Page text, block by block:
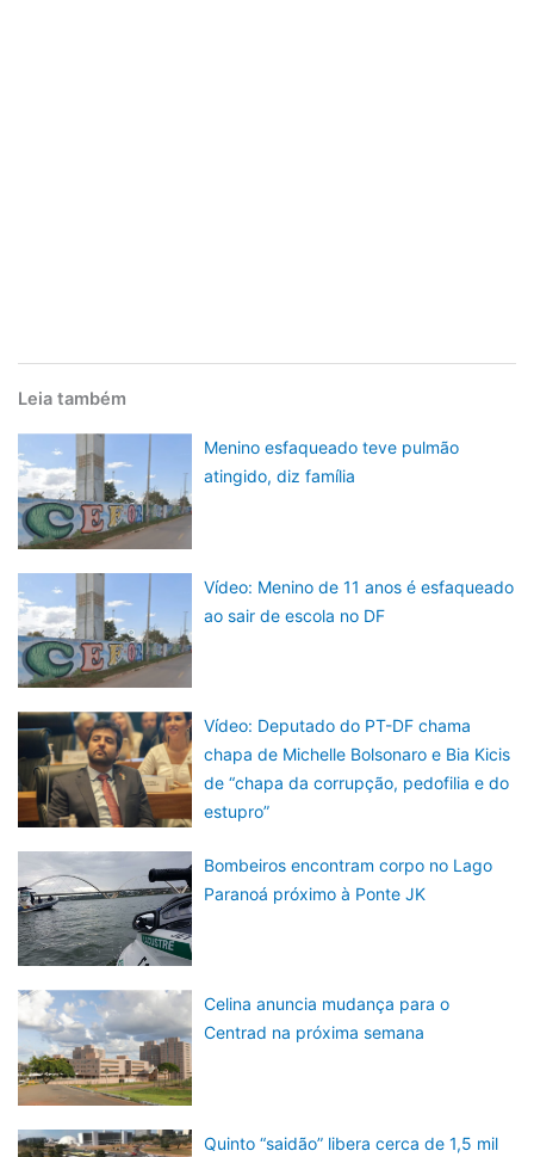
Leia também
Menino esfaqueado teve pulmão
atingido, diz família
Vídeo: Menino de 11 anos é esfaqueado
ao sair de escola no DF
Vídeo: Deputado do PT-DF chama
chapa de Michelle Bolsonaro e Bia Kicis
de “chapa da corrupção, pedofilia e do
estupro”
Bombeiros encontram corpo no Lago
Paranoá próximo à Ponte JK
Celina anuncia mudança para o
Centrad na próxima semana
Quinto “saidão” libera cerca de 1,5 mil